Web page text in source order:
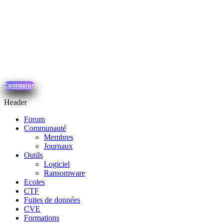
Connexion
Header
Forum
Communauté
Membres
Journaux
Outils
Logiciel
Ransomware
Ecoles
CTF
Fuites de données
CVE
Formations